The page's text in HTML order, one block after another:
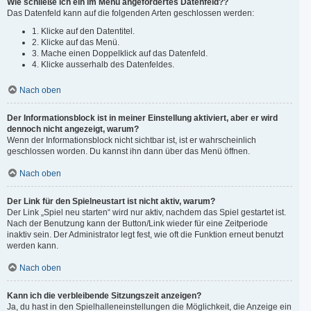
Wie schließe ich ein im Menü angefordertes Datenfeld??
Das Datenfeld kann auf die folgenden Arten geschlossen werden:
1. Klicke auf den Datentitel.
2. Klicke auf das Menü.
3. Mache einen Doppelklick auf das Datenfeld.
4. Klicke ausserhalb des Datenfeldes.
Nach oben
Der Informationsblock ist in meiner Einstellung aktiviert, aber er wird
dennoch nicht angezeigt, warum?
Wenn der Informationsblock nicht sichtbar ist, ist er wahrscheinlich
geschlossen worden. Du kannst ihn dann über das Menü öffnen.
Nach oben
Der Link für den Spielneustart ist nicht aktiv, warum?
Der Link „Spiel neu starten“ wird nur aktiv, nachdem das Spiel gestartet ist.
Nach der Benutzung kann der Button/Link wieder für eine Zeitperiode
inaktiv sein. Der Administrator legt fest, wie oft die Funktion erneut benutzt
werden kann.
Nach oben
Kann ich die verbleibende Sitzungszeit anzeigen?
Ja, du hast in den Spielhalleneinstellungen die Möglichkeit, die Anzeige ein